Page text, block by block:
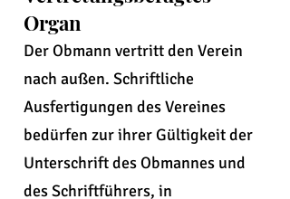
Organ
Der Obmann vertritt den Verein
nach außen. Schriftliche
Ausfertigungen des Vereines
bedürfen zur ihrer Gültigkeit der
Unterschrift des Obmannes und
des Schriftführers, in